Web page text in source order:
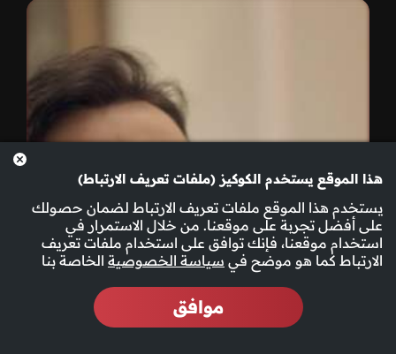
هذا الموقع يستخدم الكوكيز (ملفات تعريف الارتباط)
يستخدم هذا الموقع ملفات تعريف الارتباط لضمان حصولك
على أفضل تجربة على موقعنا. من خلال الاستمرار في
استخدام موقعنا، فإنك توافق على استخدام ملفات تعريف
الارتباط كما هو موضح في سياسة الخصوصية الخاصة بنا
موافق